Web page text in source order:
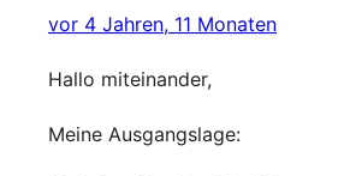
vor 4 Jahren, 11 Monaten
Hallo miteinander,
Meine Ausgangslage: